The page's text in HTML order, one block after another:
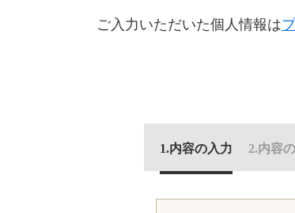
ご入力いただいた個人情報は
内容の入力 内容